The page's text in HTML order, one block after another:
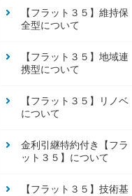
【フラット３５】維持保
全型について
【フラット３５】地域連
携型について
【フラット３５】リノベ
について
金利引継特約付き【フラ
ット３５】について
【フラット３５】技術基